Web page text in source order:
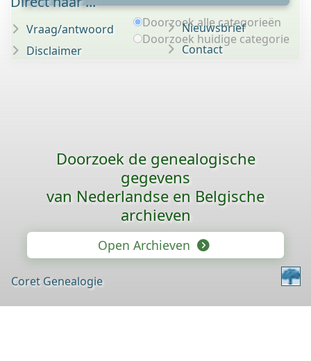
Doorzoek alle categorieën
Doorzoek huidige categorie
Vraag/antwoord
Disclaimer
Nieuwsbrief
Contact
Doorzoek de genealogische
gegevens
van Nederlandse en Belgische
archieven
Open Archieven
Coret Genealogie